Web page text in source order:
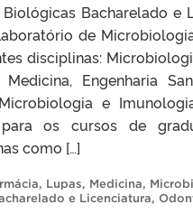
Bacharelado e
de
disciplinas:
Engenharia
e
os cursos de
como […]
, Lupas, Medicina,
e Licenciatura,